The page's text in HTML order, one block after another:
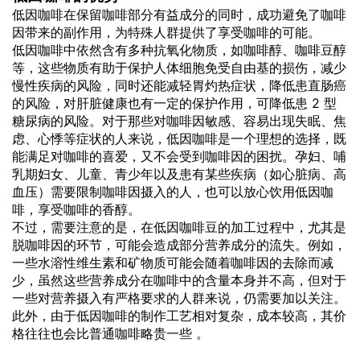
低因咖啡在保留咖啡部分有益成分的同时，成功避免了咖啡
因带来的副作用，为特殊人群提供了享受咖啡的可能。
低因咖啡中依然含有多种抗氧化物质，如咖啡醇、咖啡豆醇
等，这些物质有助于保护人体细胞免受自由基的损伤，减少
慢性疾病的风险，同时还能减轻胃灼热症状，降低患直肠癌
的风险，对肝脏健康也有一定的保护作用，可降低患 2 型
糖尿病的风险。对于那些对咖啡因敏感、容易出现失眠、焦
虑、心悸等症状的人来说，低因咖啡是一个理想的选择，既
能满足对咖啡的喜爱，又不会受到咖啡因的困扰。孕妇、哺
乳期妇女、儿童、青少年以及患有某些疾病（如心脏病、高
血压）需要限制咖啡因摄入的人，也可以放心饮用低因咖
啡，享受咖啡的香醇。
不过，需要注意的是，在低因咖啡豆的加工过程中，尤其是
脱咖啡因的环节，可能会造成部分营养成分的流失。例如，
一些水溶性维生素和矿物质可能会随着咖啡因的去除而减
少，虽然这些营养成分在咖啡中的含量本身并不高，但对于
一些对营养摄入有严格要求的人群来说，仍需要加以关注。
此外，由于低因咖啡的制作工艺相对复杂，成本较高，其价
格往往也会比普通咖啡略贵一些 。